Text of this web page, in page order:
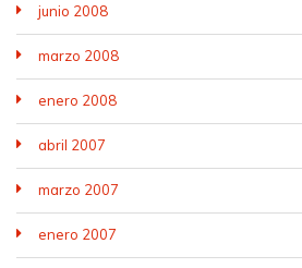
junio 2008
marzo 2008
enero 2008
abril 2007
marzo 2007
enero 2007